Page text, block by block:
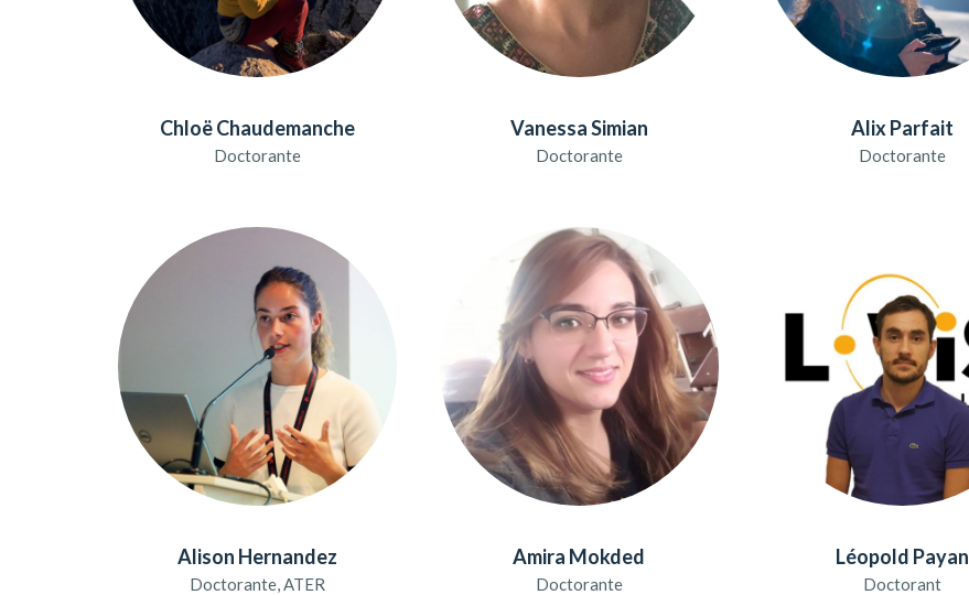
Chloë Chaudemanche
Doctorante
Vanessa Simian
Doctorante
Alix Parfait
Doctorante
Alison Hernandez
Doctorante, ATER
Amira Mokded
Doctorante
Léopold Payan
Doctorant